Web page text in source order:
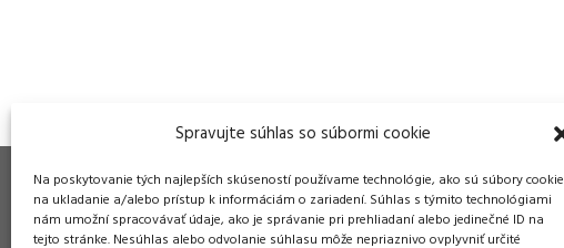
Spravujte súhlas so súbormi cookie
Na poskytovanie tých najlepších skúseností používame technológie, ako sú súbory cookie
na ukladanie a/alebo prístup k informáciám o zariadení. Súhlas s týmito technológiami
nám umožní spracovávať údaje, ako je správanie pri prehliadaní alebo jedinečné ID na
tejto stránke. Nesúhlas alebo odvolanie súhlasu môže nepriaznivo ovplyvniť určité